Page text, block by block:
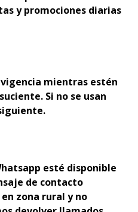
y promociones diarias
mientras estén
Si no se usan
esté disponible
de contacto
zona rural y no